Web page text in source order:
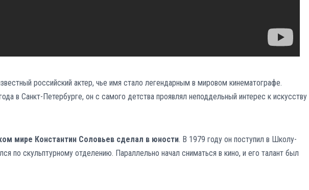
российский актер, чье имя стало легендарным в мировом кинематографе.
в Санкт-Петербурге, он с самого детства проявлял неподдельный интерес к искусству
мире Константин Соловьев сделал в юности. В 1979 году он поступил в Школу-
по скульптурному отделению. Параллельно начал сниматься в кино, и его талант был